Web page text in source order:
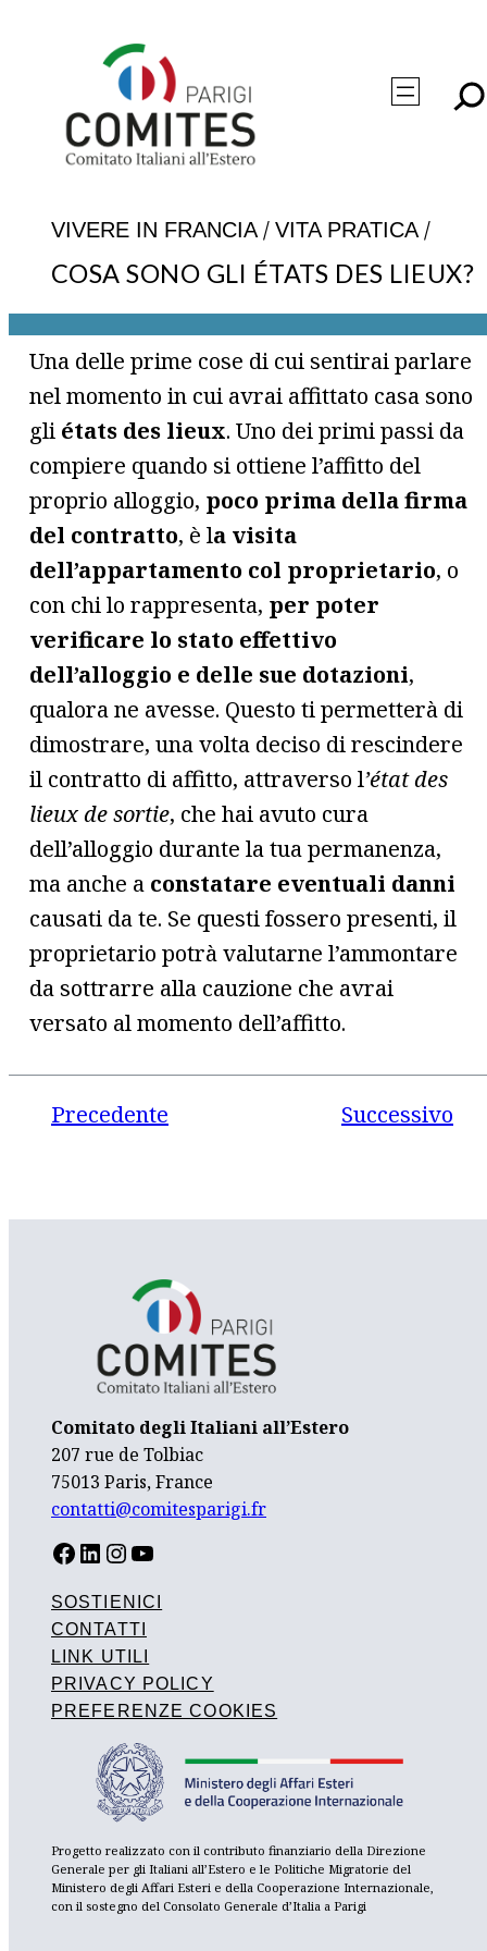
VIVERE IN FRANCIA/ VITA PRATICA/
COSA SONO GLI ÉTATS DES LIEUX?
Una delle prime cose di cui sentirai parlare
nel momento in cui avrai affittato casa sono
gli états des lieux. Uno dei primi passi da
compiere quando si ottiene l’affitto del
proprio alloggio, poco prima della firma
del contratto, è la visita
dell’appartamento col proprietario, o
con chi lo rappresenta, per poter
verificare lo stato effettivo
dell’alloggio e delle sue dotazioni,
qualora ne avesse. Questo ti permetterà di
dimostrare, una volta deciso di rescindere
il contratto di affitto, attraverso l’état des
lieux de sortie, che hai avuto cura
dell’alloggio durante la tua permanenza,
ma anche a constatare eventuali danni
causati da te. Se questi fossero presenti, il
proprietario potrà valutarne l’ammontare
da sottrarre alla cauzione che avrai
versato al momento dell’affitto.
Precedente Successivo
Comitato degli Italiani all’Estero
207 rue de Tolbiac
75013 Paris, France
contatti@comitesparigi.fr
FACEBOOK LINKEDIN INSTAGRAM YOUTUBE
SOSTIENICI
CONTATTI
LINK UTILI
PRIVACY POLICY
PREFERENZE COOKIES
Progetto realizzato con il contributo finanziario della Direzione
Generale per gli Italiani all’Estero e le Politiche Migratorie del
Ministero degli Affari Esteri e della Cooperazione Internazionale,
con il sostegno del Consolato Generale d’Italia a Parigi